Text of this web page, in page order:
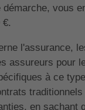
vous
€.
l'assurance,
assureurs pour
à ce
traditionnels
en sachant